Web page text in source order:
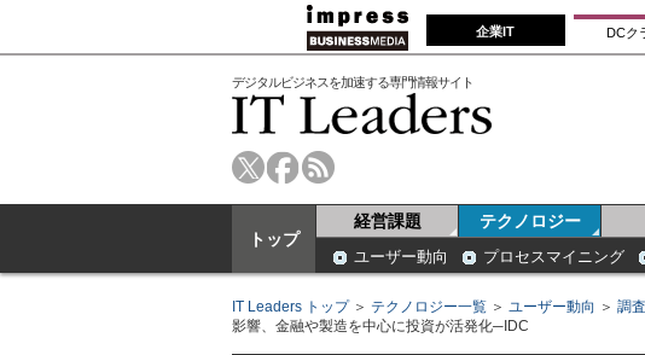
企業IT DCク
デジタルビジネスを加速する専門情報サイト
トップ
経営課題 テクノロジー
ユーザー動向 プロセスマイニング
IT Leaders トップ＞ テクノロジー一覧 ＞ ユーザー動向 ＞ 調
影響、金融や製造を中心に投資が活発化─IDC